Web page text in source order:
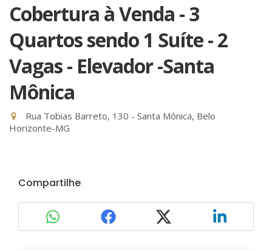
Cobertura à Venda - 3
Quartos sendo 1 Suíte - 2
Vagas - Elevador -Santa
Mônica
Rua Tobias Barreto, 130 - Santa Mônica, Belo
Horizonte-MG
Compartilhe